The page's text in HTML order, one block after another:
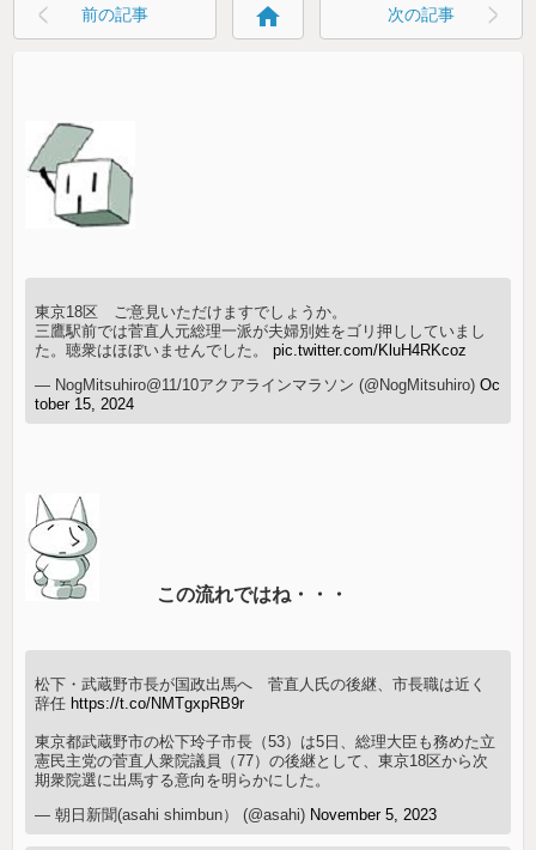
前の記事 home 次の記事
東京18区 ご意見いただけますでしょうか。
三鷹駅前では菅直人元総理一派が夫婦別姓をゴリ押ししていまし
た。聴衆はほぼいませんでした。pic.twitter.com/KluH4RKcoz
— NogMitsuhiro@11/10アクアラインマラソン (@NogMitsuhiro)Oc
tober 15, 2024
この流れではね・・・
松下・武蔵野市長が国政出馬へ 菅直人氏の後継、市長職は近く
辞任 https://t.co/NMTgxpRB9r
東京都武蔵野市の松下玲子市長（53）は5日、総理大臣も務めた立
憲民主党の菅直人衆院議員（77）の後継として、東京18区から次
期衆院選に出馬する意向を明らかにした。
— 朝日新聞(asahi shimbun） (@asahi) November 5, 2023